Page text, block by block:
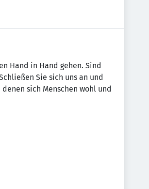
Hand in Hand gehen. Sind
Sie sich uns an und
sich Menschen wohl und